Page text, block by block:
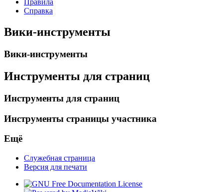
Правила
Справка
Вики-инструменты
Вики-инструменты
Инструменты для страниц
Инструменты для страниц
Инструменты страницы участника
Ещё
Служебная страница
Версия для печати